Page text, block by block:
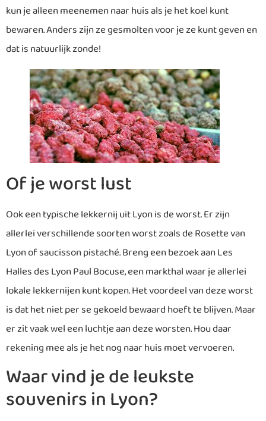
kun je alleen meenemen naar huis als je het koel kunt
bewaren. Anders zijn ze gesmolten voor je ze kunt geven en
dat is natuurlijk zonde!
Of je worst lust
Ook een typische lekkernij uit Lyon is de worst. Er zijn
allerlei verschillende soorten worst zoals de Rosette van
Lyon of saucisson pistaché. Breng een bezoek aan Les
Halles des Lyon Paul Bocuse, een markthal waar je allerlei
lokale lekkernijen kunt kopen. Het voordeel van deze worst
is dat het niet per se gekoeld bewaard hoeft te blijven. Maar
er zit vaak wel een luchtje aan deze worsten. Hou daar
rekening mee als je het nog naar huis moet vervoeren.
Waar vind je de leukste
souvenirs in Lyon?